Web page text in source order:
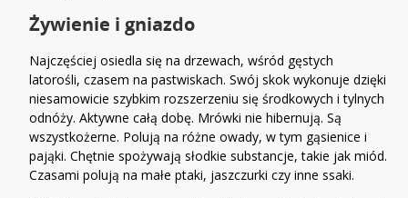
Żywienie i gniazdo
Najczęściej osiedla się na drzewach, wśród gęstych
latorośli, czasem na pastwiskach. Swój skok wykonuje dzięki
niesamowicie szybkim rozszerzeniu się środkowych i tylnych
odnóży. Aktywne całą dobę. Mrówki nie hibernują. Są
wszystkożerne. Polują na różne owady, w tym gąsienice i
pająki. Chętnie spożywają słodkie substancje, takie jak miód.
Czasami polują na małe ptaki, jaszczurki czy inne ssaki.